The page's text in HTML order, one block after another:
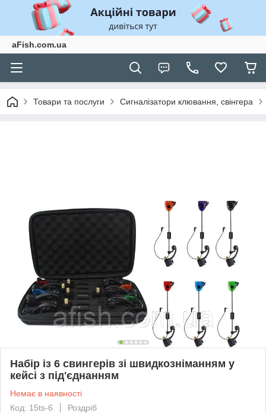
aFish.com.ua
Товари та послуги Сигналізатори клювання, свінгера
Набір із 6 свингерів зі швидкозніманням у
кейсі з під'єднанням
Немає в наявності
Код: 15ts-6
Роздріб